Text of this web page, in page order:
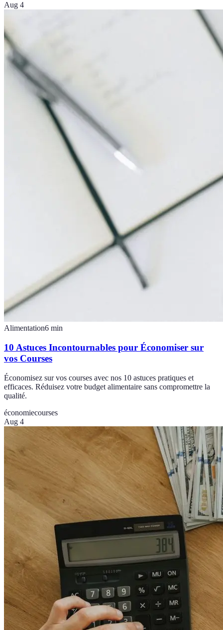
Aug 4
Alimentation6 min
10 Astuces Incontournables pour Économiser sur
vos Courses
Économisez sur vos courses avec nos 10 astuces pratiques et
efficaces. Réduisez votre budget alimentaire sans compromettre la
qualité.
économiecourses
Aug 4